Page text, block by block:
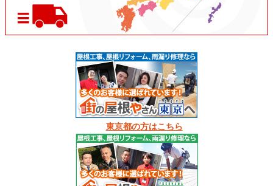
東京都の方はこちら